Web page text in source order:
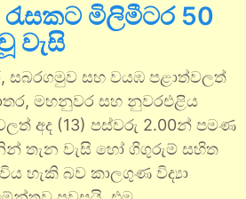
රැසකට මිලිමීටර 50
වැසි
සබරගමුව සහ වයඹ පළාත්වලත්
මහනුවර සහ නුවරඑළිය
අද (13) පස්වරු 2.00න් පමණ
තැන වැසි හෝ ගිගුරුම් සහිත
හැකි බව කාලගුණ විද්‍යා